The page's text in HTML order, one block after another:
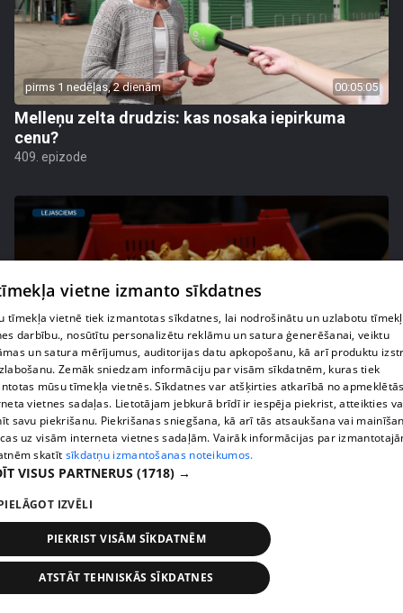
pirms 1 nedēļas, 2 dienām 00:05:05
Melleņu zelta drudzis: kas nosaka iepirkuma
cenu?
409. epizode
pirms 1 nedēļas, 2 dienām 00:02:49
Ogas un sēnes šogad dārgākas, bet uzpirkšanas
punktos to krietni mazāk
409. epizode
vietne izmanto sīkdatnes
tīmekļa vietnē tiek izmantotas sīkdatnes, lai nodrošinātu un uzlabotu
darbību., nosūtītu personalizētu reklāmu un satura ģenerēšanai, veiktu
un satura mērījumus, auditorijas datu apkopošanu, kā arī produktu
Zemāk sniedzam informāciju par visām sīkdatnēm, kuras tiek
mūsu tīmekļa vietnēs. Sīkdatnes var atšķirties atkarībā no
vietnes sadaļas. Lietotājam jebkurā brīdī ir iespēja piekrist, atteikties
savu piekrišanu. Piekrišanas sniegšana, kā arī tās atsaukšana vai
uz visām interneta vietnes sadaļām. Vairāk informācijas par
skatīt sīkdatņu izmantošanas noteikumos.
VISUS PARTNERUS (1718) →
IZVĒLI
PIEKRIST VISĀM SĪKDATNĒM
ATSTĀT TEHNISKĀS SĪKDATNES